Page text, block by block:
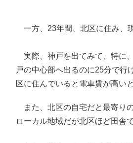
一方、23年間、北区に住み、
実際、神戸を出てみて、特に
戸の中心部へ出るのに25分で行
区に住んでいると電車賃が高いと
また、北区の自宅だと最寄り
ローカル地域だが北区ほど田舎